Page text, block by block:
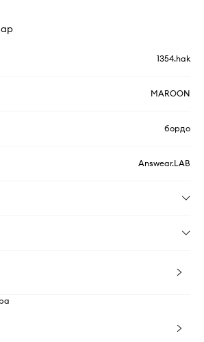
1354.hak
MAROON
бордо
Answear.LAB